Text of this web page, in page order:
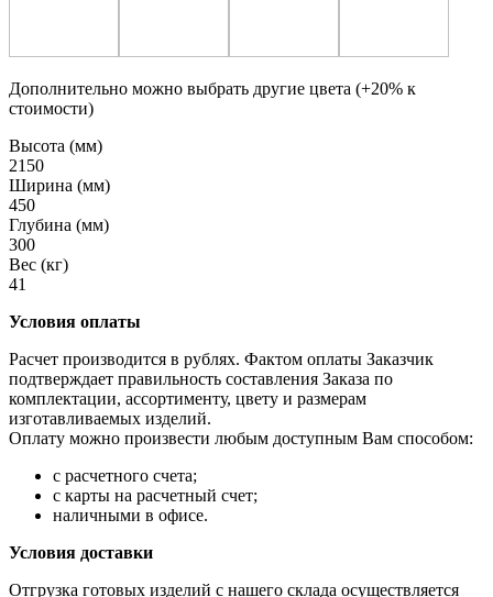
Дополнительно можно выбрать другие цвета (+20% к
стоимости)
Высота (мм)
2150
Ширина (мм)
450
Глубина (мм)
300
Вес (кг)
41
Условия оплаты
Расчет производится в рублях. Фактом оплаты Заказчик
подтверждает правильность составления Заказа по
комплектации, ассортименту, цвету и размерам
изготавливаемых изделий.
Оплату можно произвести любым доступным Вам способом:
с расчетного счета;
с карты на расчетный счет;
наличными в офисе.
Условия доставки
Отгрузка готовых изделий с нашего склада осуществляется